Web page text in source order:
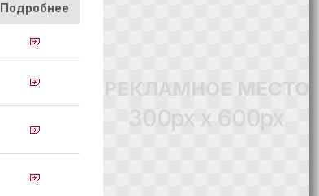
Подробнее
РЕКЛАМНОЕ МЕСТО
300px x 600px